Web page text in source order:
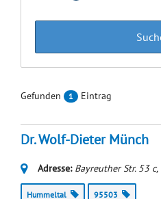
Gefunden 1 Eintrag
Dr. Wolf-Dieter Münch
Adresse: Bayreuther Str. 53 c,
Hummeltal 95503